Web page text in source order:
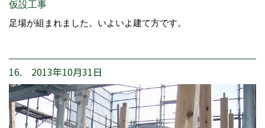
仮設工事
足場が組まれました。いよいよ建て方です。
16. 2013年10月31日